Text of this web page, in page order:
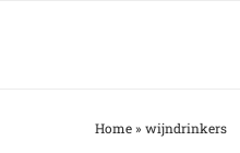
Home» wijndrinkers